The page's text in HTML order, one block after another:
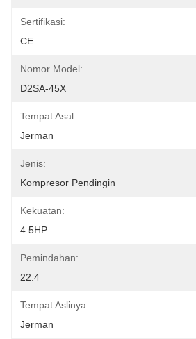
Sertifikasi:
CE
Nomor Model:
D2SA-45X
Tempat Asal:
Jerman
Jenis:
Kompresor Pendingin
Kekuatan:
4.5HP
Pemindahan:
22.4
Tempat Aslinya:
Jerman